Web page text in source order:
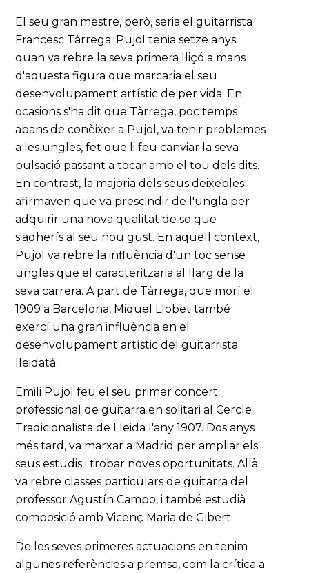
El seu gran mestre, però, seria el guitarrista
Francesc Tàrrega. Pujol tenia setze anys
quan va rebre la seva primera lliçó a mans
d'aquesta figura que marcaria el seu
desenvolupament artístic de per vida. En
ocasions s'ha dit que Tàrrega, poc temps
abans de conèixer a Pujol, va tenir problemes
a les ungles, fet que li feu canviar la seva
pulsació passant a tocar amb el tou dels dits.
En contrast, la majoria dels seus deixebles
afirmaven que va prescindir de l'ungla per
adquirir una nova qualitat de so que
s'adherís al seu nou gust. En aquell context,
Pujol va rebre la influència d'un toc sense
ungles que el caracteritzaria al llarg de la
seva carrera. A part de Tàrrega, que morí el
1909 a Barcelona, Miquel Llobet també
exercí una gran influència en el
desenvolupament artístic del guitarrista
lleidatà.
Emili Pujol feu el seu primer concert
professional de guitarra en solitari al Cercle
Tradicionalista de Lleida l'any 1907. Dos anys
més tard, va marxar a Madrid per ampliar els
seus estudis i trobar noves oportunitats. Allà
va rebre classes particulars de guitarra del
professor Agustín Campo, i també estudià
composició amb Vicenç Maria de Gibert.
De les seves primeres actuacions en tenim
algunes referències a premsa, com la crítica a